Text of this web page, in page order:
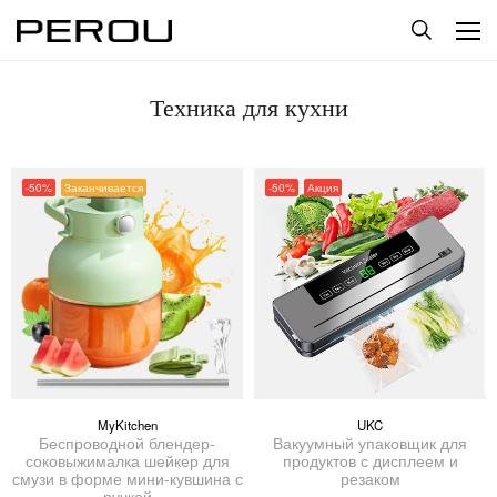
Техника для кухни
-50% Заканчивается
MyKitchen
Беспроводной блендер-
соковыжималка шейкер для
смузи в форме мини-кувшина с
-50% Акция
UKC
Вакуумный упаковщик для
продуктов с дисплеем и
резаком